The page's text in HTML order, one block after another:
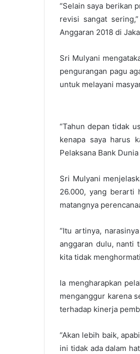
“Selain saya berikan
revisi sangat
Anggaran 2018 di
Sri Mulyani
pengurangan pagu
untuk melayani
“Tahun depan tidak
kenapa saya harus
Pelaksana Bank
Sri Mulyani
26.000, yang berarti
matangnya
“Itu artinya,
anggaran dulu, nanti
kita tidak
Ia mengharapkan
menganggur karena
terhadap kinerja
“Akan lebih baik,
ini tidak ada dalam